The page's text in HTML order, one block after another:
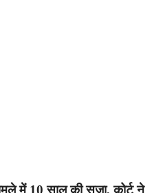
में 10 साल की सजा, कोर्ट ने